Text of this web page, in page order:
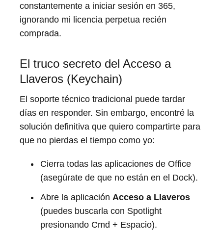
constantemente a iniciar sesión en 365,
ignorando mi licencia perpetua recién
comprada.
El truco secreto del Acceso a
Llaveros (Keychain)
El soporte técnico tradicional puede tardar
días en responder. Sin embargo, encontré la
solución definitiva que quiero compartirte para
que no pierdas el tiempo como yo:
Cierra todas las aplicaciones de Office
(asegúrate de que no están en el Dock).
Abre la aplicación Acceso a Llaveros
(puedes buscarla con Spotlight
presionando Cmd + Espacio).